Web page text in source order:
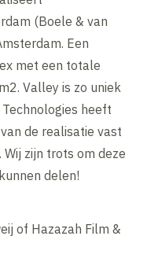
(Boele & van
Een
met een totale
Valley is zo uniek
heeft
de realisatie vast
zijn trots om deze
delen!
of Hazazah Film &